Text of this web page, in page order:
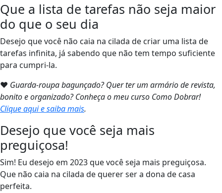
Que a lista de tarefas não seja maior
do que o seu dia
Desejo que você não caia na cilada de criar uma lista de
tarefas infinita, já sabendo que não tem tempo suficiente
para cumpri-la.
❤ Guarda-roupa bagunçado? Quer ter um armário de revista,
bonito e organizado? Conheça o meu curso Como Dobrar!
Clique aqui e saiba mais.
Desejo que você seja mais
preguiçosa!
Sim! Eu desejo em 2023 que você seja mais preguiçosa.
Que não caia na cilada de querer ser a dona de casa
perfeita.